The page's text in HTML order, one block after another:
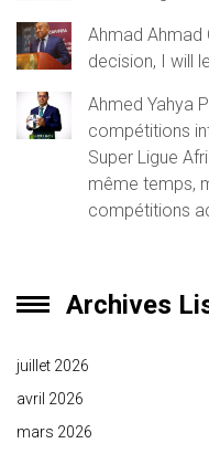
Ahmad Ahmad
decision, I will
Ahmed Yahya
compétitions
Super Ligue
même temps,
compétitions
Archives
juillet 2026
avril 2026
mars 2026